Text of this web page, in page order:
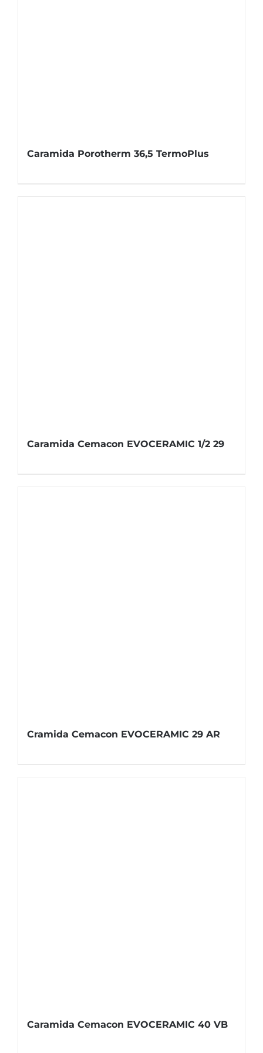
Caramida Porotherm 36,5 TermoPlus
Caramida Cemacon EVOCERAMIC 1/2 29
Cramida Cemacon EVOCERAMIC 29 AR
Caramida Cemacon EVOCERAMIC 40 VB